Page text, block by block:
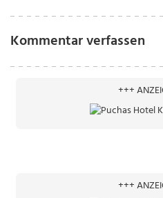
Kommentar verfassen
+++
+++